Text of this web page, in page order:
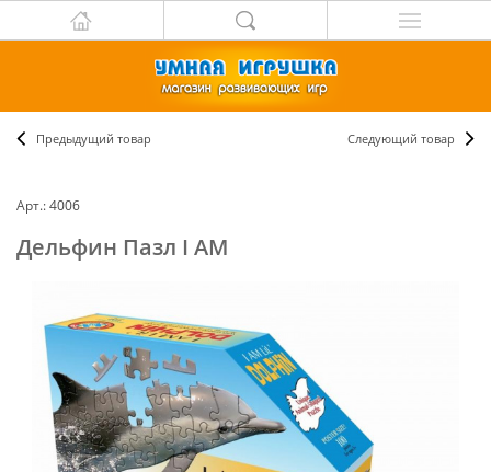
Предыдущий товар Следующий товар
Арт.: 4006
Дельфин Пазл I AM